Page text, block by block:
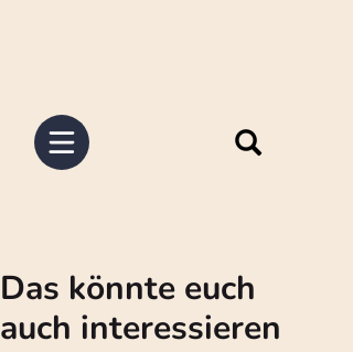
Das könnte euch
auch interessieren